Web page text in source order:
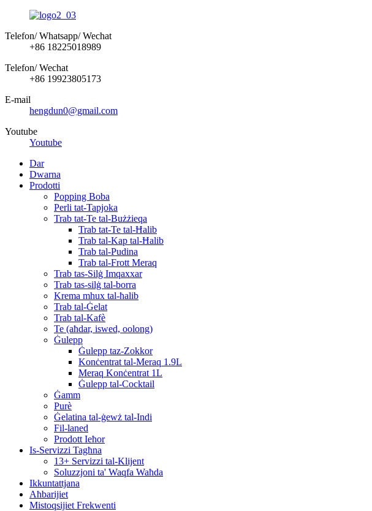
Telefon/ Whatsapp/ Wechat
+86 18225018989
Telefon/ Wechat
+86 19923805173
E-mail
hengdun0@gmail.com
Youtube
Youtube
Dar
Dwarna
Prodotti
Popping Boba
Perli tat-Tapjoka
Trab tat-Te tal-Bużżieqa
Trab tat-Te tal-Ħalib
Trab tal-Kap tal-Ħalib
Trab tal-Pudina
Trab tal-Frott Meraq
Trab tas-Silġ Imqaxxar
Trab tas-silġ tal-borra
Krema mhux tal-ħalib
Trab tal-Ġelat
Trab tal-Kafè
Te (aħdar, iswed, oolong)
Ġulepp
Ġulepp taz-Zokkor
Konċentrat tal-Meraq 1.9L
Meraq Konċentrat 1L
Ġulepp tal-Cocktail
Ġamm
Purè
Ġelatina tal-ġewż tal-Indi
Fil-laned
Prodott Ieħor
Is-Servizzi Tagħna
13+ Servizzi tal-Klijent
Soluzzjoni ta' Waqfa Waħda
Ikkuntattjana
Aħbarijiet
Mistoqsijiet Frekwenti